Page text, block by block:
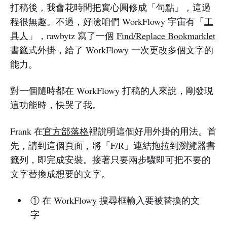
打稿後，我會花時間把實心圓修成「句點」，這過
程很無趣。不過，好險咱們 WorkFlowy 宇宙有「工
具人 」，rawbytz 寫了一個 Find/Replace Bookmarklet
書籤式外掛，給了 WorkFlowy 一次更改多個文字的
能力。
對一個隨時都在 WorkFlowy 打稿的人來說，剛發現
這功能時，快哭了我。
Frank 在官方部落格裡說明這個好用外掛的用法。首
先，請到這個頁面，將「F/R」連結拖拉到瀏覽器書
籤列，即完成安裝。接著只要兩步驟即可把不要的
文字替換成想要的文字。
① 在 WorkFlowy 搜尋框輸入要被替換的文
字